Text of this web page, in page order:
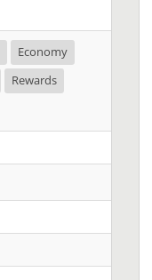
Economy
Rewards